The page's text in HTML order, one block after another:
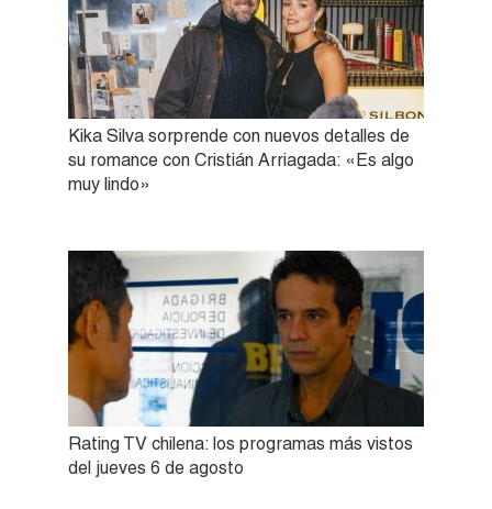
Kika Silva sorprende con nuevos detalles de
su romance con Cristián Arriagada: «Es algo
muy lindo»
Rating TV chilena: los programas más vistos
del jueves 6 de agosto